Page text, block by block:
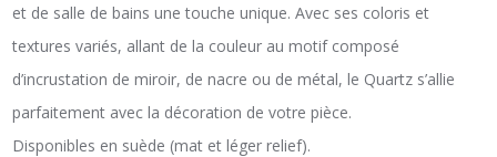
et de salle de bains une touche unique. Avec ses coloris et
textures variés, allant de la couleur au motif composé
d’incrustation de miroir, de nacre ou de métal, le Quartz s’allie
parfaitement avec la décoration de votre pièce.
Disponibles en suède (mat et léger relief).